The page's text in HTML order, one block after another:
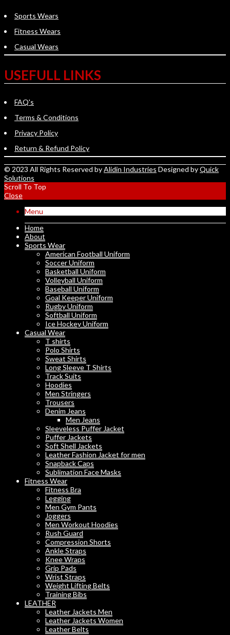
Sports Wears
Fitness Wears
Casual Wears
USEFULL LINKS
FAQ's
Terms & Conditions
Privacy Policy
Return & Refund Policy
© 2023 All Rights Reserved byAlidin Industries Designed byQuick
Solutions
Scroll To Top
Close
Menu
Home
About
Sports Wear
American Football Uniform
Soccer Uniform
Basketball Uniform
Volleyball Uniform
Baseball Uniform
Goal Keeper Uniform
Rugby Uniform
Softball Uniform
Ice Hockey Uniform
Casual Wear
T shirts
Polo Shirts
Sweat Shirts
Long Sleeve T Shirts
Track Suits
Hoodies
Men Stringers
Trousers
Denim Jeans
Men Jeans
Sleeveless Puffer Jacket
Puffer Jackets
Soft Shell Jackets
Leather Fashion Jacket for men
Snapback Caps
Sublimation Face Masks
Fitness Wear
Fitness Bra
Legging
Men Gym Pants
Joggers
Men Workout Hoodies
Rush Guard
Compression Shorts
Ankle Straps
Knee Wraps
Grip Pads
Wrist Straps
Weight Lifting Belts
Training Bibs
LEATHER
Leather Jackets Men
Leather Jackets Women
Leather Belts